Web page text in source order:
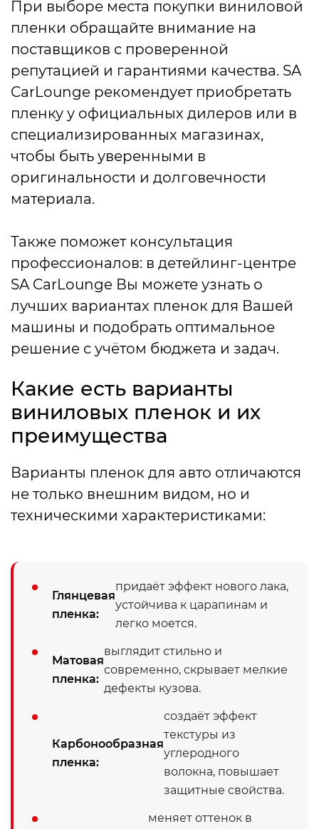
При выборе места покупки виниловой
пленки обращайте внимание на
поставщиков с проверенной
репутацией и гарантиями качества. SA
CarLounge рекомендует приобретать
пленку у официальных дилеров или в
специализированных магазинах,
чтобы быть уверенными в
оригинальности и долговечности
материала.
Также поможет консультация
профессионалов: в детейлинг-центре
SA CarLounge Вы можете узнать о
лучших вариантах пленок для Вашей
машины и подобрать оптимальное
решение с учётом бюджета и задач.
Какие есть варианты
виниловых пленок и их
преимущества
Варианты пленок для авто отличаются
не только внешним видом, но и
техническими характеристиками:
Глянцевая
пленка:
придаёт эффект нового лака,
устойчива к царапинам и
легко моется.
Матовая
пленка:
выглядит стильно и
современно, скрывает мелкие
дефекты кузова.
Карбонообразная
пленка:
создаёт эффект
текстуры из
углеродного
волокна, повышает
защитные свойства.
меняет оттенок в